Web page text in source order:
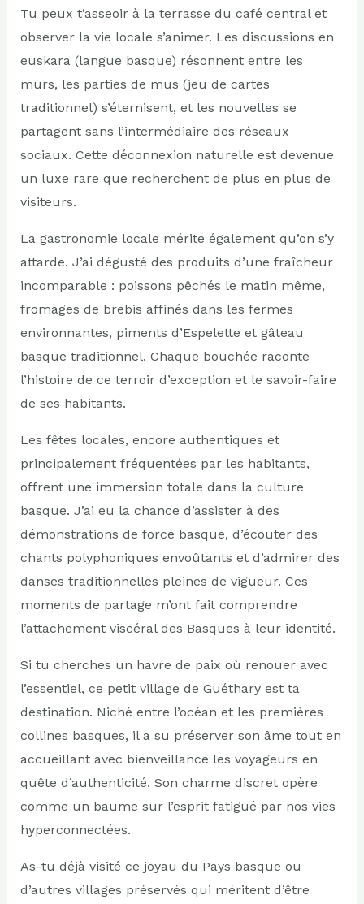
Tu peux t’asseoir à la terrasse du café central et
observer la vie locale s’animer. Les discussions en
euskara (langue basque) résonnent entre les
murs, les parties de mus (jeu de cartes
traditionnel) s’éternisent, et les nouvelles se
partagent sans l’intermédiaire des réseaux
sociaux. Cette déconnexion naturelle est devenue
un luxe rare que recherchent de plus en plus de
visiteurs.
La gastronomie locale mérite également qu’on s’y
attarde. J’ai dégusté des produits d’une fraîcheur
incomparable : poissons pêchés le matin même,
fromages de brebis affinés dans les fermes
environnantes, piments d’Espelette et gâteau
basque traditionnel. Chaque bouchée raconte
l’histoire de ce terroir d’exception et le savoir-faire
de ses habitants.
Les fêtes locales, encore authentiques et
principalement fréquentées par les habitants,
offrent une immersion totale dans la culture
basque. J’ai eu la chance d’assister à des
démonstrations de force basque, d’écouter des
chants polyphoniques envoûtants et d’admirer des
danses traditionnelles pleines de vigueur. Ces
moments de partage m’ont fait comprendre
l’attachement viscéral des Basques à leur identité.
Si tu cherches un havre de paix où renouer avec
l’essentiel, ce petit village de Guéthary est ta
destination. Niché entre l’océan et les premières
collines basques, il a su préserver son âme tout en
accueillant avec bienveillance les voyageurs en
quête d’authenticité. Son charme discret opère
comme un baume sur l’esprit fatigué par nos vies
hyperconnectées.
As-tu déjà visité ce joyau du Pays basque ou
d’autres villages préservés qui méritent d’être